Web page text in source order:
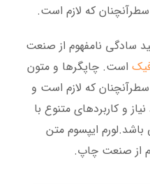
که لازم است.
سادگی نامفهوم از صنعت
است. چاپگرها و متون
که لازم است و
و کاربردهای متنوع با
باشد.لورم ایپسوم متن
از صنعت چاپ.